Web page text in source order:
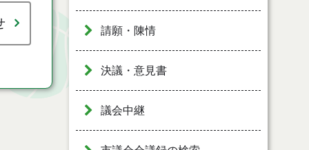
請願・陳情
決議・意見書
議会中継